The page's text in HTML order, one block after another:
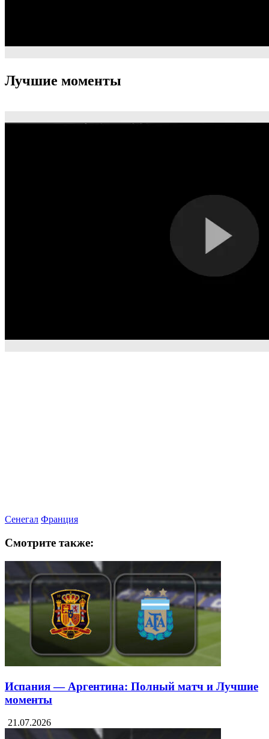
Лучшие моменты
Сенегал Франция
Смотрите также:
Испания — Аргентина: Полный матч и Лучшие
моменты
21.07.2026